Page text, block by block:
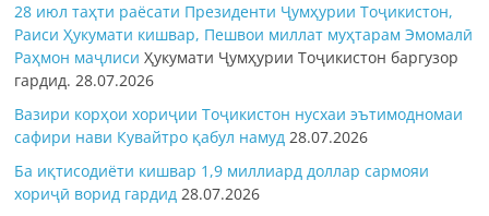
28 июл таҳти раёсати Президенти Ҷумҳурии Тоҷикистон,
Раиси Ҳукумати кишвар, Пешвои миллат муҳтарам Эмомалӣ
Раҳмон маҷлисиҲукумати Ҷумҳурии Тоҷикистон баргузор
гардид.28.07.2026
Вазири корҳои хориҷии Тоҷикистон нусхаи эътимодномаи
сафири нави Кувайтро қабул намуд 28.07.2026
Ба иқтисодиёти кишвар 1,9 миллиард доллар сармояи
хориҷӣ ворид гардид 28.07.2026